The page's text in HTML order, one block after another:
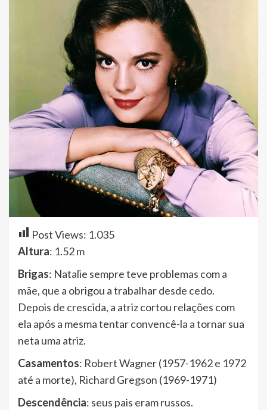
Post Views: 1.035
Altura: 1.52 m
Brigas: Natalie sempre teve problemas com a
mãe, que a obrigou a trabalhar desde cedo.
Depois de crescida, a atriz cortou relações com
ela após a mesma tentar convencê-la a tornar sua
neta uma atriz.
Casamentos: Robert Wagner (1957-1962 e 1972
até a morte), Richard Gregson (1969-1971)
Descendência: seus pais eram russos.